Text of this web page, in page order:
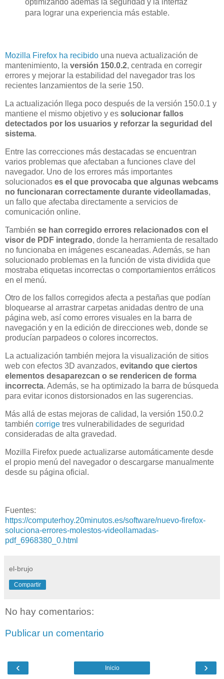
optimizando además la seguridad y la interfaz
para lograr una experiencia más estable.
Mozilla Firefox ha recibido una nueva actualización de
mantenimiento, la versión 150.0.2, centrada en corregir
errores y mejorar la estabilidad del navegador tras los
recientes lanzamientos de la serie 150.
La actualización llega poco después de la versión 150.0.1 y
mantiene el mismo objetivo y es solucionar fallos
detectados por los usuarios y reforzar la seguridad del
sistema.
Entre las correcciones más destacadas se encuentran
varios problemas que afectaban a funciones clave del
navegador. Uno de los errores más importantes
solucionados es el que provocaba que algunas webcams
no funcionaran correctamente durante videollamadas,
un fallo que afectaba directamente a servicios de
comunicación online.
También se han corregido errores relacionados con el
visor de PDF integrado, donde la herramienta de resaltado
no funcionaba en imágenes escaneadas. Además, se han
solucionado problemas en la función de vista dividida que
mostraba etiquetas incorrectas o comportamientos erráticos
en el menú.
Otro de los fallos corregidos afecta a pestañas que podían
bloquearse al arrastrar carpetas anidadas dentro de una
página web, así como errores visuales en la barra de
navegación y en la edición de direcciones web, donde se
producían parpadeos o colores incorrectos.
La actualización también mejora la visualización de sitios
web con efectos 3D avanzados, evitando que ciertos
elementos desaparezcan o se rendericen de forma
incorrecta. Además, se ha optimizado la barra de búsqueda
para evitar iconos distorsionados en las sugerencias.
Más allá de estas mejoras de calidad, la versión 150.0.2
también corrige tres vulnerabilidades de seguridad
consideradas de alta gravedad.
Mozilla Firefox puede actualizarse automáticamente desde
el propio menú del navegador o descargarse manualmente
desde su página oficial.
Fuentes:
https://computerhoy.20minutos.es/software/nuevo-firefox-
soluciona-errores-molestos-videollamadas-
pdf_6968380_0.html
el-brujo
Compartir
No hay comentarios:
Publicar un comentario
‹ ›
Inicio